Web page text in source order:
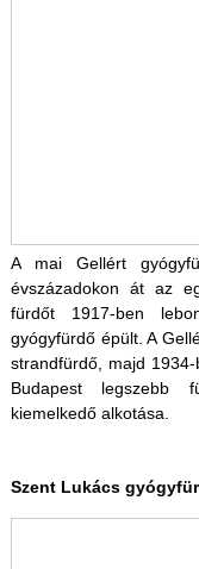
A mai Gellért
évszázadokon át az
fürdőt 1917-ben
gyógyfürdő épült. A
strandfürdő, majd
Budapest legszebb
kiemelkedő alkotása.
Szent Lukács